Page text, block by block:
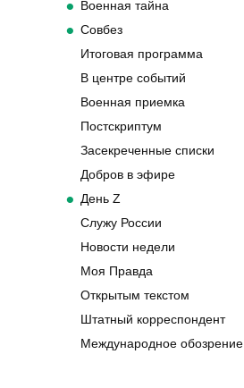
Военная тайна
Совбез
Итоговая программа
В центре событий
Военная приемка
Постскриптум
Засекреченные списки
Добров в эфире
День Z
Служу России
Новости недели
Моя Правда
Открытым текстом
Штатный корреспондент
Международное обозрение